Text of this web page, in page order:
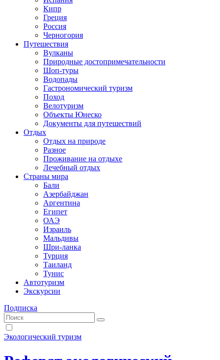
Кипр
Греция
Россия
Черногория
Путешествия
Вулканы
Природные достопримечательности
Шоп-туры
Водопады
Гастрономический туризм
Поход
Велотуризм
Объекты Юнеско
Документы для путешествий
Отдых
Отдых на природе
Разное
Проживание на отдыхе
Лечебный отдых
Страны мира
Бали
Азербайджан
Аргентина
Египет
ОАЭ
Израиль
Мальдивы
Шри-ланка
Турция
Таиланд
Тунис
Автотуризм
Экскурсии
Подписка
Экологический туризм